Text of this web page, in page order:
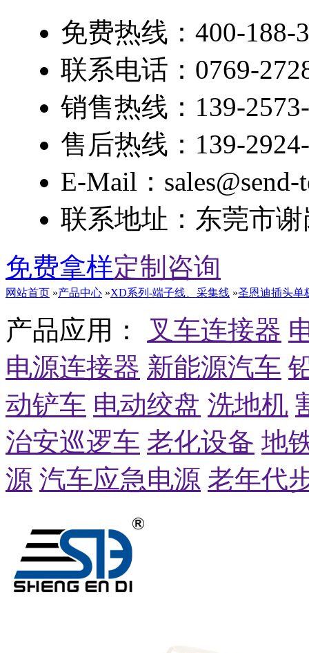
免费热线：400-188-
联系电话：0769-
销售热线：139-
售后热线：139-
E-Mail：sales@send-
联系地址：东莞市
免费拿样定制咨询
网站首页 »产品中心 »XD系列-端子线、采集线 »圣恩迪插头单
产品应用： 叉车连接器
电源连接器 新能源汽车
动铲车 电动绞盘 洗地机
治安巡逻车 老化设备 地
源 汽车应急电源 老年代